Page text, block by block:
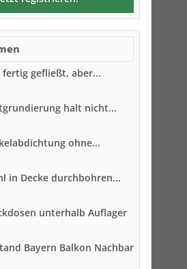
fertig gefließt, aber...
halt nicht...
ohne...
in Decke durchbohren...
unterhalb Auflager
Bayern Balkon Nachbar